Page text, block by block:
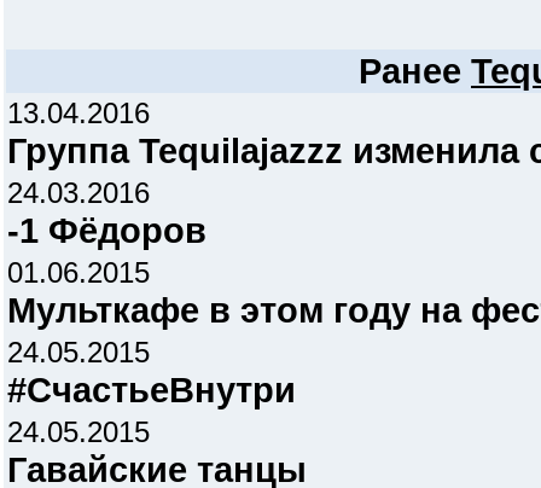
Ранее
13.04.2016
Группа Tequilajazzz изменила
24.03.2016
-1 Фёдоров
01.06.2015
Мульткафе в этом году на
24.05.2015
#СчастьеВнутри
24.05.2015
Гавайские танцы